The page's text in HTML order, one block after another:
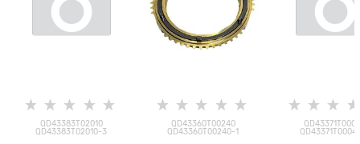
QD43383T02010
QD43383T02010-3
QD43360T00240
QD43360T00240-1